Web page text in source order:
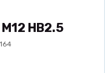
HB2.5